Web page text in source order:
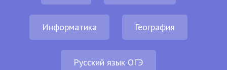
Информатика География
Русский язык ОГЭ